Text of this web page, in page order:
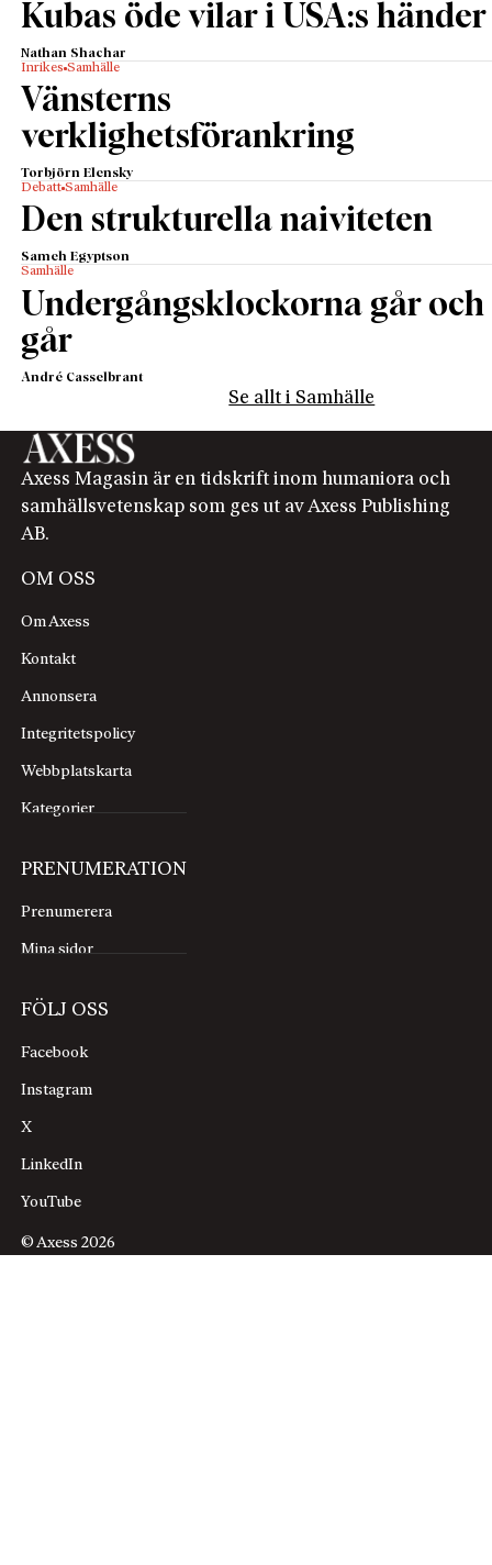
Kubas öde vilar i USA:s händer
Nathan Shachar
Inrikes Samhälle
Vänsterns
verklighetsförankring
Torbjörn Elensky
Debatt Samhälle
Den strukturella naiviteten
Sameh Egyptson
Samhälle
Undergångsklockorna går och
går
André Casselbrant
Se allt i Samhälle
Axess Magasin är en tidskrift inom humaniora och
samhällsvetenskap som ges ut av Axess Publishing
AB.
OM OSS
Om Axess
Kontakt
Annonsera
Integritetspolicy
Webbplatskarta
Kategorier
PRENUMERATION
Prenumerera
Mina sidor
FÖLJ OSS
Facebook
Instagram
X
LinkedIn
YouTube
© Axess 2026